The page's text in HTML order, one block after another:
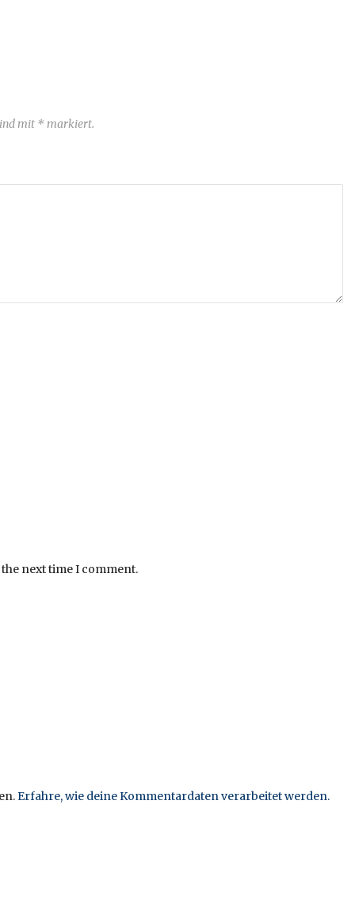
mit * markiert.
next time I comment.
Erfahre, wie deine Kommentardaten verarbeitet werden.